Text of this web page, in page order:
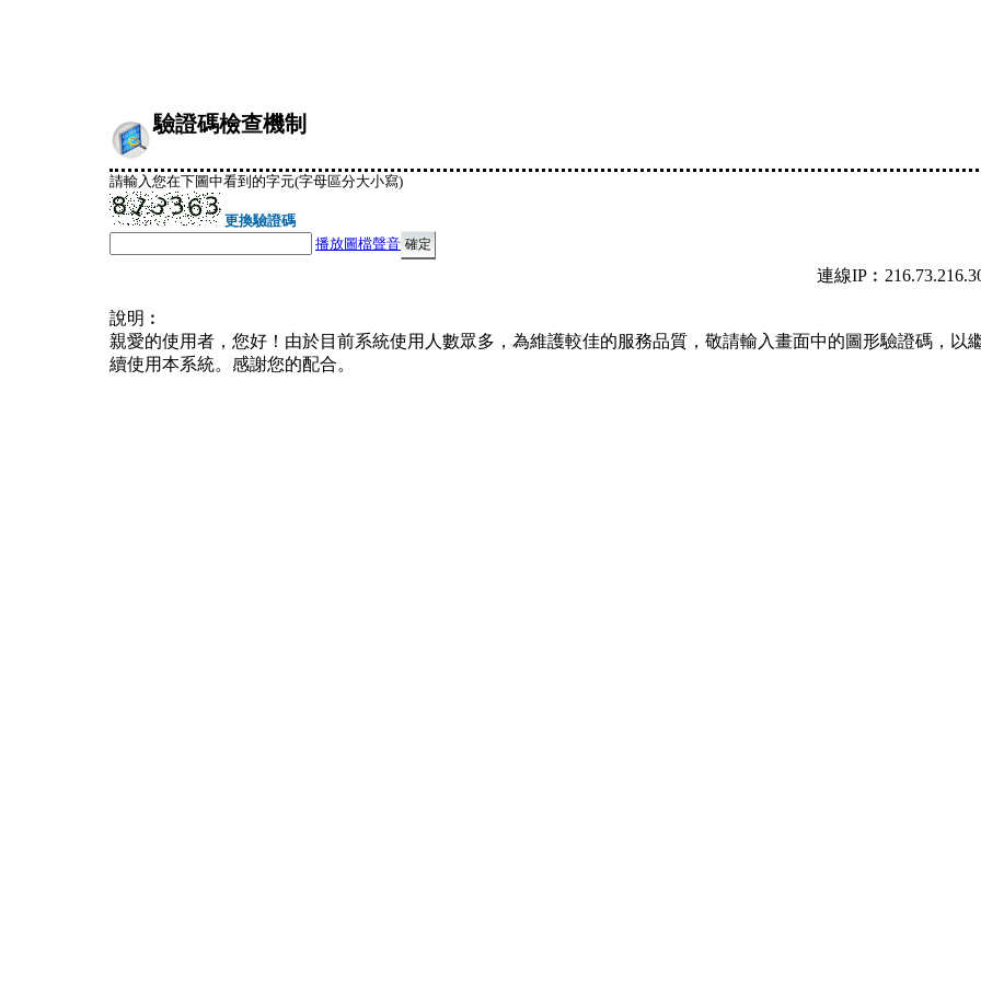
驗證碼檢查機制
請輸入您在下圖中看到的字元(字母區分大小寫)
更換驗證碼
播放圖檔聲音
連線
說明︰
親愛的使用者，您好！由於目前系統使用人數眾多，為維護較佳的服務品質，敬請輸入畫面中的圖形驗證碼，以
續使用本系統。感謝您的配合。